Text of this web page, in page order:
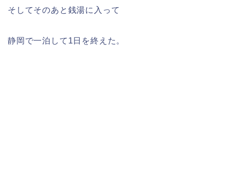
そしてそのあと銭湯に入って
静岡で一泊して1日を終えた。